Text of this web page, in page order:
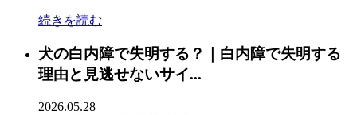
続きを読む
犬の白内障で失明する？｜白内障で失明する
理由と見逃せないサイ...
2026.05.28